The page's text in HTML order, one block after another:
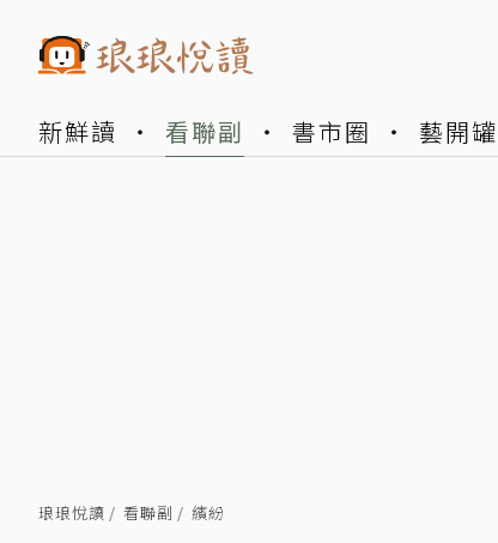
新鮮讀 看聯副 書市圈 藝開罐
琅琅悅讀 看聯副 繽紛